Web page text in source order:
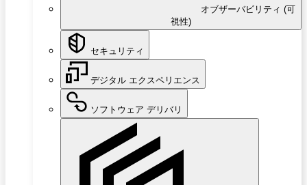
オブザーバビリティ (可
視性)
セキュリティ
デジタル エクスペリエンス
ソフトウェア デリバリ